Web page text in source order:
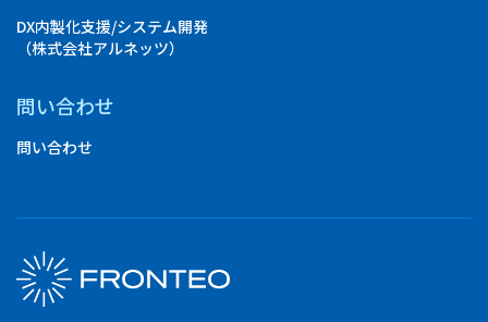
DX内製化支援/システム開発
（株式会社アルネッツ）
問い合わせ
問い合わせ